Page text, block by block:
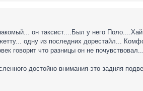
он таксист....Был у него
одну из последних дорестайл...
говорит что разницы он не
достойно внимания-это задняя